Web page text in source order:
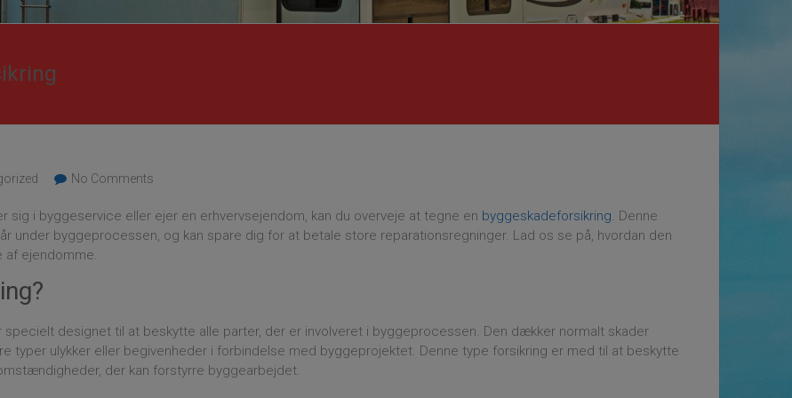
No Comments
sig i byggeservice eller ejer en erhvervsejendom, kan du overveje at tegne en byggeskadeforsikring. Denne
under byggeprocessen, og kan spare dig for at betale store reparationsregninger. Lad os se på, hvordan den
af ejendomme.
designet til at beskytte alle parter, der er involveret i byggeprocessen. Den dækker normalt skader
typer ulykker eller begivenheder i forbindelse med byggeprojektet. Denne type forsikring er med til at beskytte
der kan forstyrre byggearbejdet.